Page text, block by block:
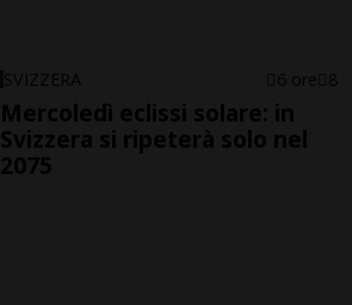
SVIZZERA 6 ore 8
Mercoledì eclissi solare: in
Svizzera si ripeterà solo nel
2075